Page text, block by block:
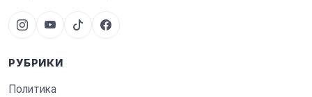
РУБРИКИ
Политика